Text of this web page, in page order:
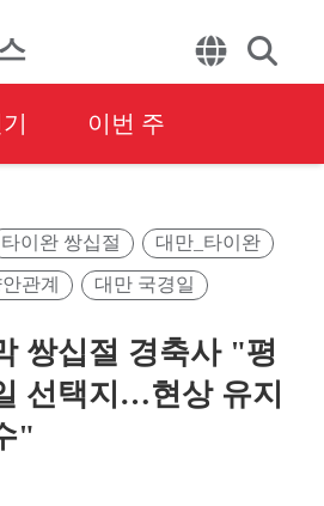
이번 주
타이완 쌍십절 대만_타이완
관계 대만 국경일
쌍십절 경축사 "평
선택지…현상 유지
"